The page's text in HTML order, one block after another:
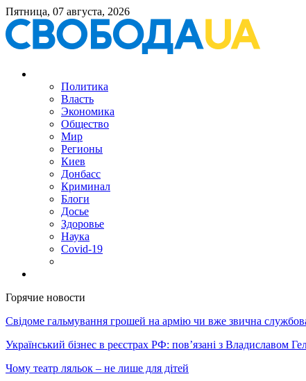
Пятница, 07 августа, 2026
Политика
Власть
Экономика
Общество
Мир
Регионы
Киев
Донбасс
Криминал
Блоги
Досье
Здоровье
Наука
Covid-19
Горячие новости
Свідоме гальмування грошей на армію чи вже звична
Український бізнес в реєстрах РФ: пов’язані з
Чому театр ляльок – не лише для дітей